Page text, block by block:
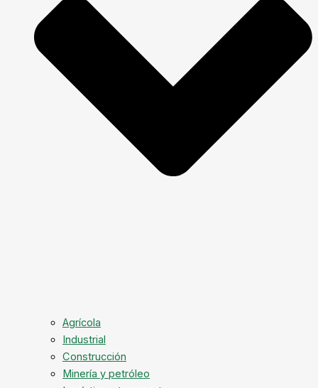
Agrícola
Industrial
Construcción
Minería y petróleo